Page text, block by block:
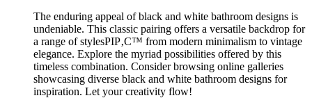
The enduring appeal of black and white bathroom designs is
undeniable. This classic pairing offers a versatile backdrop for
a range of stylesРІР‚С™ from modern minimalism to vintage
elegance. Explore the myriad possibilities offered by this
timeless combination. Consider browsing online galleries
showcasing diverse black and white bathroom designs for
inspiration. Let your creativity flow!